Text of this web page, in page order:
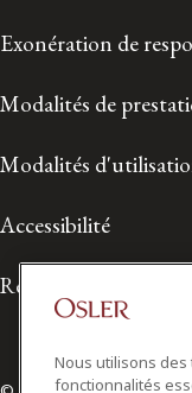
Exonération de
Modalités de
Modalités
Accessibilité
Relations avec les
Nous utilisons des
fonctionnalités